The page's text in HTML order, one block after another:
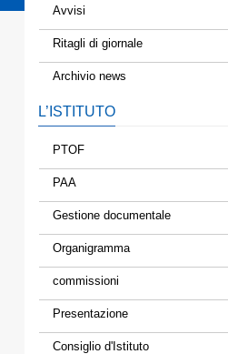
Avvisi
Ritagli di giornale
Archivio news
L’ISTITUTO
PTOF
PAA
Gestione documentale
Organigramma
commissioni
Presentazione
Consiglio d'Istituto